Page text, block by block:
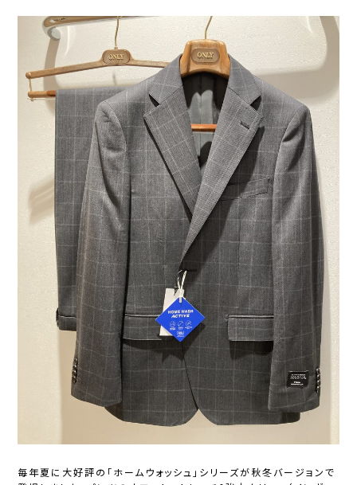
毎年夏に大好評の「ホームウォッシュ」シリーズが秋冬バージョンで